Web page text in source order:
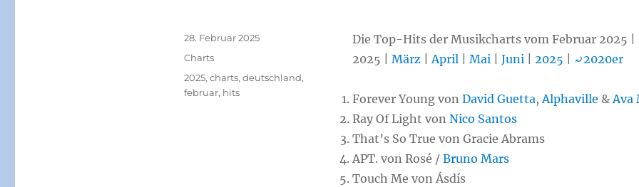
Die Top-Hits der Musikcharts vom Februar 2025 |
2025 |März |April |Mai |Juni |2025 ⤾2020er
Forever Young vonDavid Guetta,Alphaville &Ava
Ray Of Light vonNico Santos
That’s So True von Gracie Abrams
APT. von Rosé /Bruno Mars
Touch Me von Ásdís
Veröffentlicht
am
28. Februar 2025
Kategorien
Charts
Schlagwörter
2025, charts, deutschland,
februar, hits